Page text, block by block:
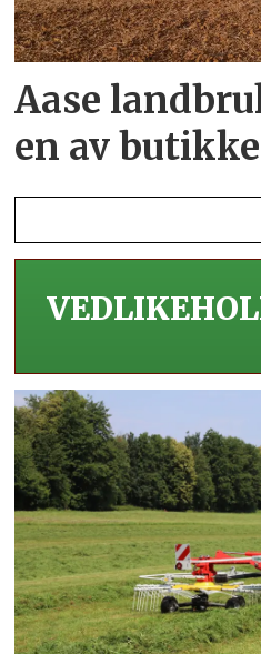
Aase
en av